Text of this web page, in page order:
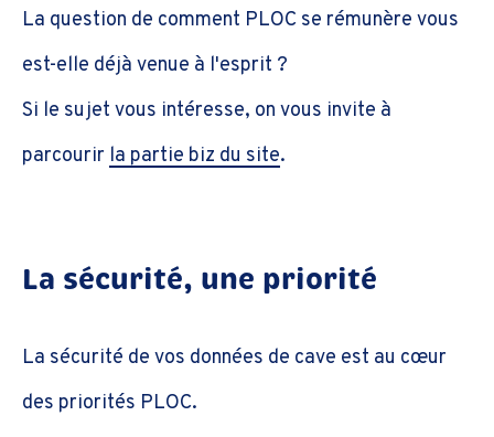
La question de comment PLOC se rémunère vous
est-elle déjà venue à l'esprit ?
Si le sujet vous intéresse, on vous invite à
parcourir la partie biz du site.
La sécurité, une priorité
La sécurité de vos données de cave est au cœur
des priorités PLOC.